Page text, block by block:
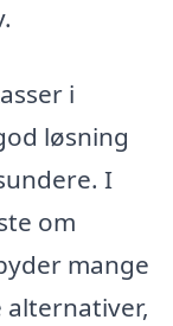
i
løsning
I
om
mange